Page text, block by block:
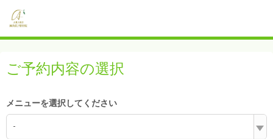
ご予約内容の選択
メニューを選択してください
-